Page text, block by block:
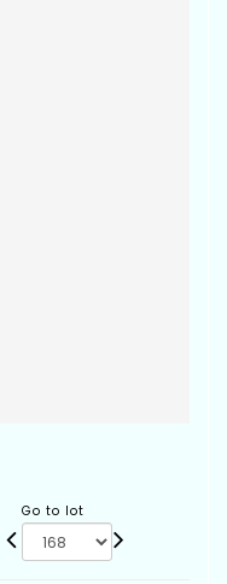
Go to lot